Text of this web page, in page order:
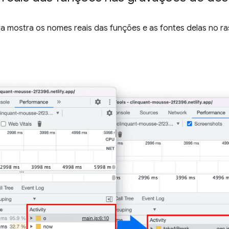
mostra os nomes reais das funções e as fontes delas no